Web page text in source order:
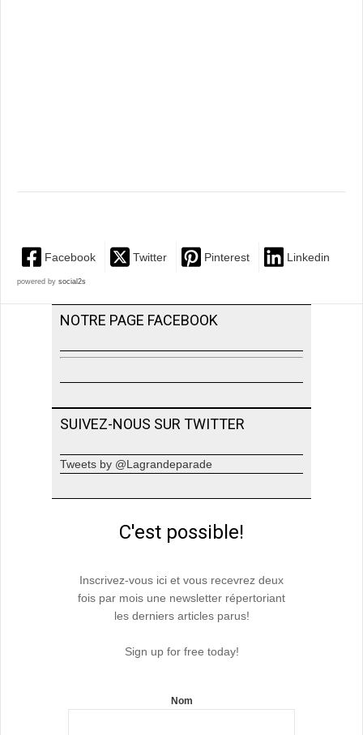
Facebook Twitter Pinterest Linkedin
powered by social2s
NOTRE PAGE FACEBOOK
SUIVEZ-NOUS SUR TWITTER
Tweets by @Lagrandeparade
C'est possible!
Inscrivez-vous ici et vous recevrez deux
fois par mois une newsletter répertoriant
les derniers articles parus!
Sign up for free today!
Nom